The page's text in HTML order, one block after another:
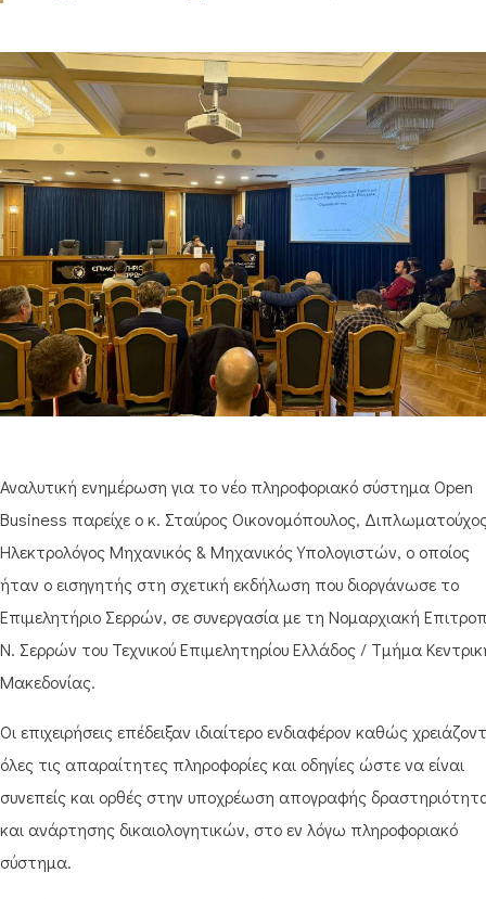
Αναλυτική ενημέρωση για το νέο πληροφοριακό σύστημα Open
Business παρείχε ο κ. Σταύρος Οικονομόπουλος,
Ηλεκτρολόγος Μηχανικός & Μηχανικός Υπολογιστών, ο οποίος
ήταν ο εισηγητής στη σχετική εκδήλωση που διοργάνωσε το
Επιμελητήριο Σερρών, σε συνεργασία με τη Νομαρχιακή
Ν. Σερρών του Τεχνικού Επιμελητηρίου Ελλάδος / Τμήμα
Μακεδονίας.
Οι επιχειρήσεις επέδειξαν ιδιαίτερο ενδιαφέρον καθώς
όλες τις απαραίτητες πληροφορίες και οδηγίες ώστε να είναι
συνεπείς και ορθές στην υποχρέωση απογραφής
και ανάρτησης δικαιολογητικών, στο εν λόγω πληροφοριακό
σύστημα.